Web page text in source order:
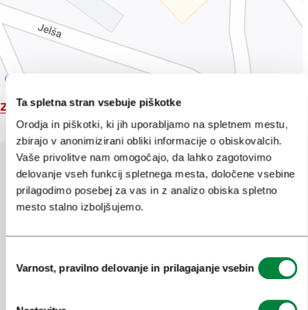
Ta spletna stran vsebuje piškotke
Orodja in piškotki, ki jih uporabljamo na spletnem mestu,
zbirajo v anonimizirani obliki informacije o obiskovalcih.
Vaše privolitve nam omogočajo, da lahko zagotovimo
delovanje vseh funkcij spletnega mesta, določene vsebine
prilagodimo posebej za vas in z analizo obiska spletno
mesto stalno izboljšujemo.
soglasja
Varnost, pravilno delovanje in prilagajanje vsebin
Zemljevid
Pomagajte nam izboljšati spletno
mesto
Ste našli informacije, ki ste jih iskali?